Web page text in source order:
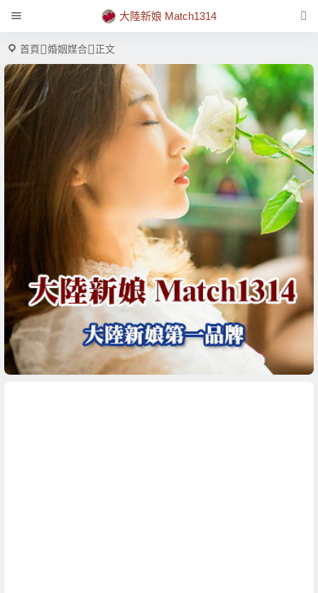
大陸新娘 Match1314
首頁 婚姻媒合 正文